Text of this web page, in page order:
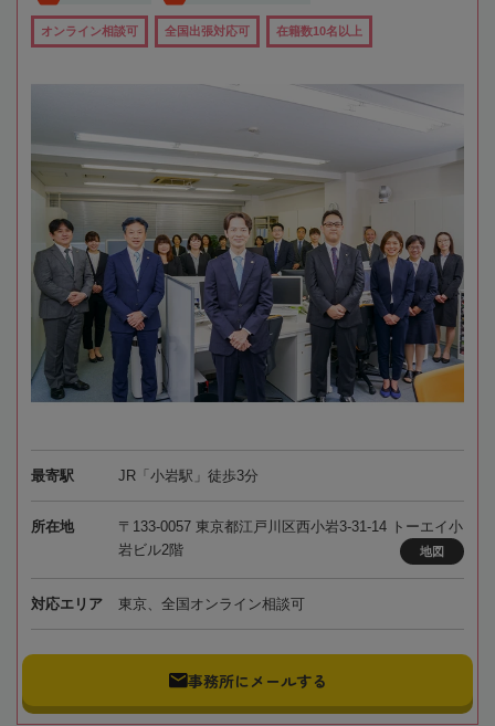
オンライン相談可 全国出張対応可 在籍数10名以上
最寄駅 JR「小岩駅」徒歩3分
所在地
〒133-0057 東京都江戸川区西小岩3-31-14 トーエイ小
岩ビル2階
地図
対応エリア 東京、全国オンライン相談可
事務所にメールする